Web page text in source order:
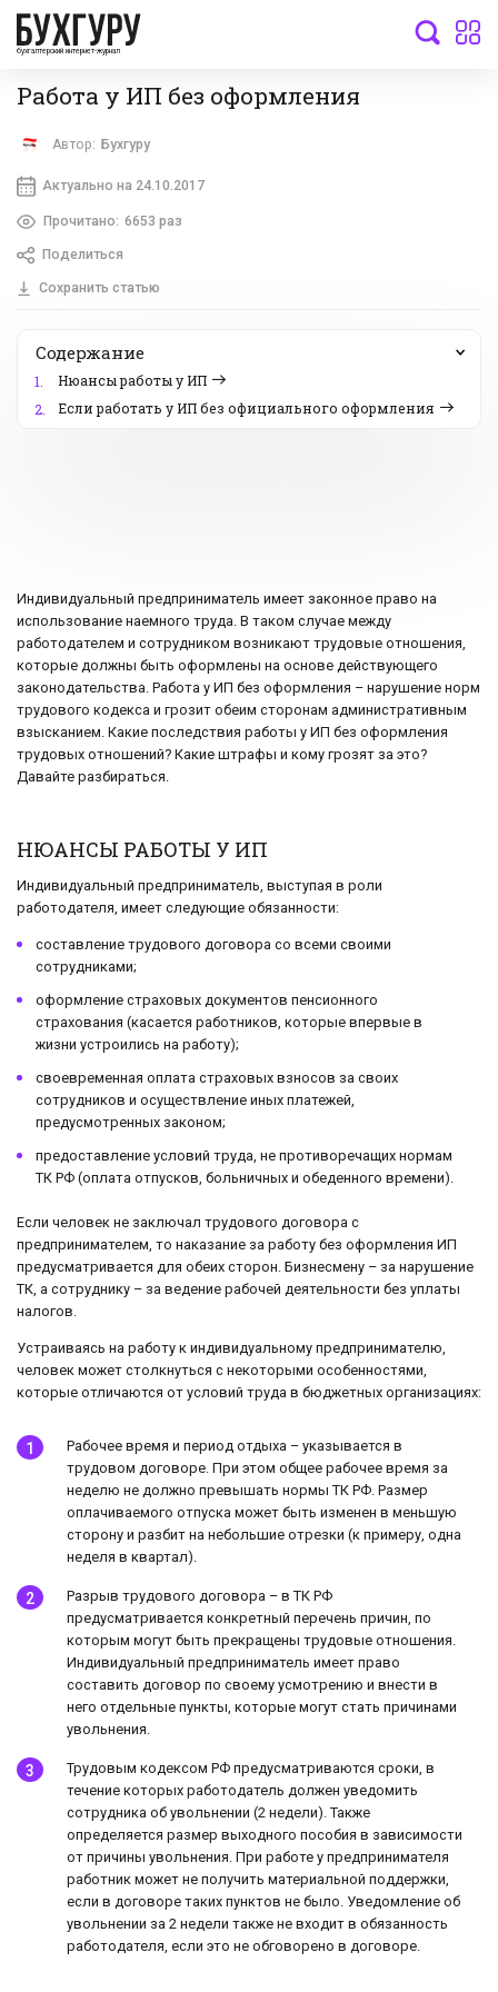
бухгалтерский интернет-журнал
Работа у ИП без оформления
Автор: Бухгуру
Актуально на 24.10.2017
Прочитано: 6653 раз
Поделиться
Сохранить статью
Содержание
1.
Нюансы работы у ИП
2.
Если работать у ИП без официального оформления
Индивидуальный предприниматель имеет законное право на
использование наемного труда. В таком случае между
работодателем и сотрудником возникают трудовые отношения,
которые должны быть оформлены на основе действующего
законодательства. Работа у ИП без оформления – нарушение норм
трудового кодекса и грозит обеим сторонам административным
взысканием. Какие последствия работы у ИП без оформления
трудовых отношений? Какие штрафы и кому грозят за это?
Давайте разбираться.
НЮАНСЫ РАБОТЫ У ИП
Индивидуальный предприниматель, выступая в роли
работодателя, имеет следующие обязанности:
составление трудового договора со всеми своими
сотрудниками;
оформление страховых документов пенсионного
страхования (касается работников, которые впервые в
жизни устроились на работу);
своевременная оплата страховых взносов за своих
сотрудников и осуществление иных платежей,
предусмотренных законом;
предоставление условий труда, не противоречащих нормам
ТК РФ (оплата отпусков, больничных и обеденного времени).
Если человек не заключал трудового договора с
предпринимателем, то наказание за работу без оформления ИП
предусматривается для обеих сторон. Бизнесмену – за нарушение
ТК, а сотруднику – за ведение рабочей деятельности без уплаты
налогов.
Устраиваясь на работу к индивидуальному предпринимателю,
человек может столкнуться с некоторыми особенностями,
которые отличаются от условий труда в бюджетных организациях:
Рабочее время и период отдыха – указывается в
трудовом договоре. При этом общее рабочее время за
неделю не должно превышать нормы ТК РФ. Размер
оплачиваемого отпуска может быть изменен в меньшую
сторону и разбит на небольшие отрезки (к примеру, одна
неделя в квартал).
Разрыв трудового договора – в ТК РФ
предусматривается конкретный перечень причин, по
которым могут быть прекращены трудовые отношения.
Индивидуальный предприниматель имеет право
составить договор по своему усмотрению и внести в
него отдельные пункты, которые могут стать причинами
увольнения.
Трудовым кодексом РФ предусматриваются сроки, в
течение которых работодатель должен уведомить
сотрудника об увольнении (2 недели). Также
определяется размер выходного пособия в зависимости
от причины увольнения. При работе у предпринимателя
работник может не получить материальной поддержки,
если в договоре таких пунктов не было. Уведомление об
увольнении за 2 недели также не входит в обязанность
работодателя, если это не обговорено в договоре.